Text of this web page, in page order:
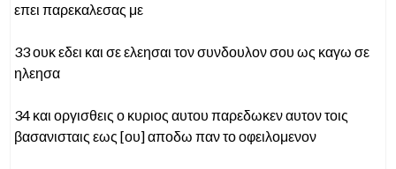
επει παρεκαλεσας με
33 ουκ εδει και σε ελεησαι τον συνδουλον σου ως καγω σε
ηλεησα
34 και οργισθεις ο κυριος αυτου παρεδωκεν αυτον τοις
βασανισταις εως [ου] αποδω παν το οφειλομενον